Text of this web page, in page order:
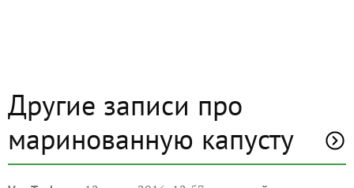
Другие записи про
маринованную капусту